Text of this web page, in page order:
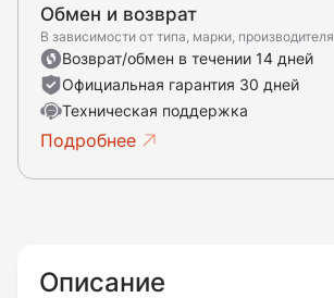
Обмен и возврат
В зависимости от типа, марки, производителя
Возврат/обмен в течении 14 дней
Официальная гарантия 30 дней
Техническая поддержка
Подробнее
Описание